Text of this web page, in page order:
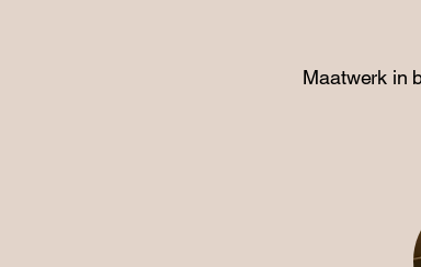
Maatwerk in